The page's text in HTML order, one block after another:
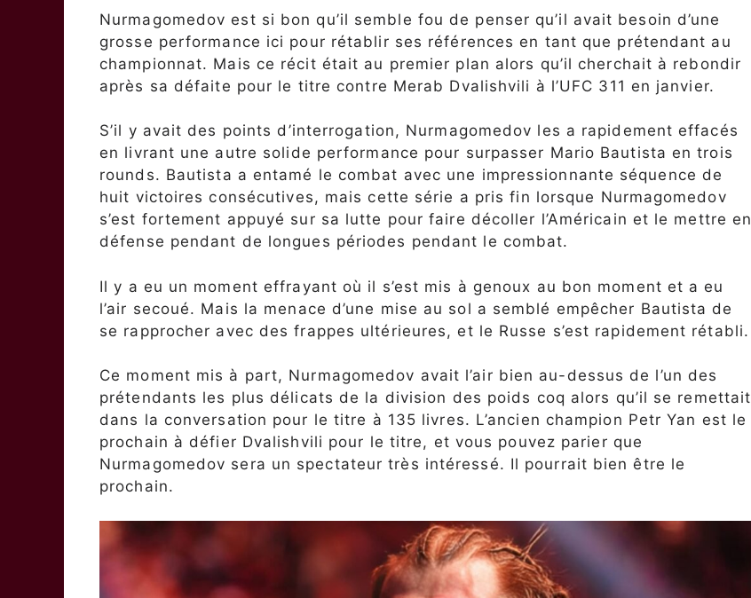
Nurmagomedov est si bon qu’il semble fou de penser qu’il avait besoin d’une
grosse performance ici pour rétablir ses références en tant que prétendant au
championnat. Mais ce récit était au premier plan alors qu’il cherchait à rebondir
après sa défaite pour le titre contre Merab Dvalishvili à l’UFC 311 en janvier.
S’il y avait des points d’interrogation, Nurmagomedov les a rapidement effacés
en livrant une autre solide performance pour surpasser Mario Bautista en trois
rounds. Bautista a entamé le combat avec une impressionnante séquence de
huit victoires consécutives, mais cette série a pris fin lorsque Nurmagomedov
s’est fortement appuyé sur sa lutte pour faire décoller l’Américain et le mettre en
défense pendant de longues périodes pendant le combat.
Il y a eu un moment effrayant où il s’est mis à genoux au bon moment et a eu
l’air secoué. Mais la menace d’une mise au sol a semblé empêcher Bautista de
se rapprocher avec des frappes ultérieures, et le Russe s’est rapidement rétabli.
Ce moment mis à part, Nurmagomedov avait l’air bien au-dessus de l’un des
prétendants les plus délicats de la division des poids coq alors qu’il se remettait
dans la conversation pour le titre à 135 livres. L’ancien champion Petr Yan est le
prochain à défier Dvalishvili pour le titre, et vous pouvez parier que
Nurmagomedov sera un spectateur très intéressé. Il pourrait bien être le
prochain.